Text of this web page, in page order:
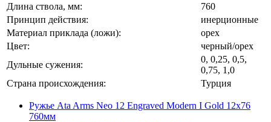
Длина ствола, мм:
760
Принцип действия:
инерционные
Материал приклада (ложи):
орех
Цвет:
черный/орех
Дульные сужения:
0, 0,25, 0,5,
0,75, 1,0
Страна происхождения:
Турция
Ружье Ata Arms Neo 12 Engraved Modern I Gold 12х76
760мм